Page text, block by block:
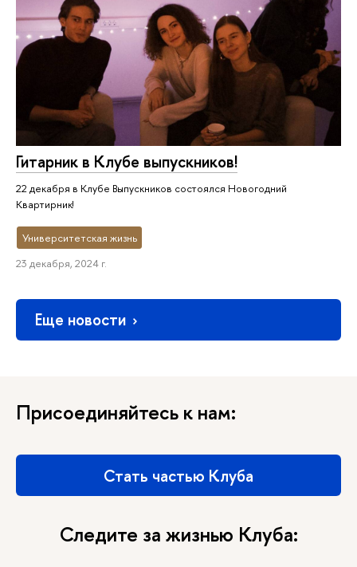
Гитарник в Клубе выпускников!
22 декабря в Клубе Выпускников состоялся Новогодний
Квартирник!
Университетская жизнь
23 декабря, 2024 г.
Еще новости
Присоединяйтесь к нам:
Стать частью Клуба
Следите за жизнью Клуба: